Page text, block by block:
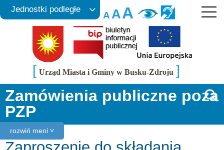
AAA
Jednostki podległe
[ Urząd Miasta i Gminy w Busku-Zdroju ]
rozwiń meni ˅
Zamówienia publiczne poza
PZP